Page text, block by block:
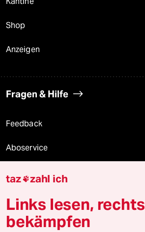
Shop
Anzeigen
Fragen & Hilfe
Feedback
Aboservice
taz zahl ich
Links lesen, rechts
bekämpfen